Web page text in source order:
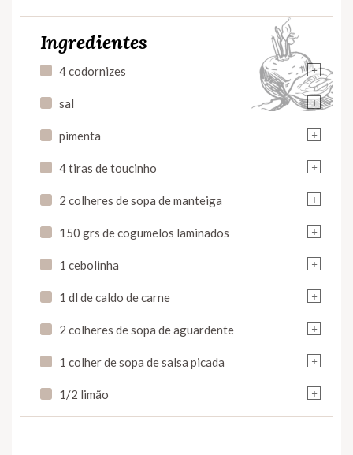
Ingredientes
+
4 codornizes
+
sal
+
pimenta
+
4 tiras de toucinho
+
2 colheres de sopa de manteiga
+
150 grs de cogumelos laminados
+
1 cebolinha
+
1 dl de caldo de carne
+
2 colheres de sopa de aguardente
+
1 colher de sopa de salsa picada
+
1/2 limão